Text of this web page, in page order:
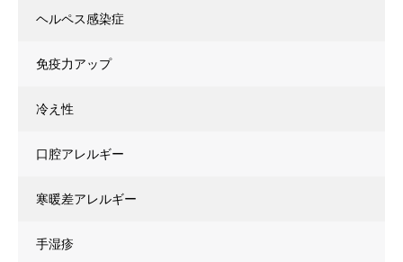
ヘルペス感染症
免疫力アップ
冷え性
口腔アレルギー
寒暖差アレルギー
手湿疹